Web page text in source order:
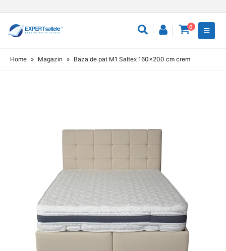
0
Home » Magazin » Baza de pat M1 Saltex 160×200 cm crem